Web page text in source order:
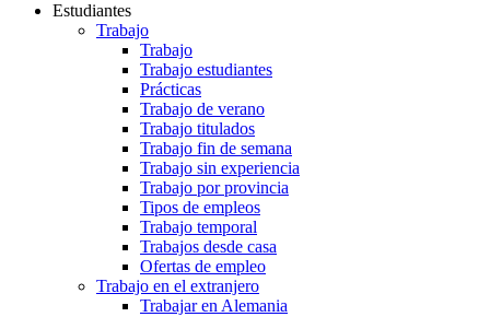
Estudiantes
Trabajo
Trabajo
Trabajo estudiantes
Prácticas
Trabajo de verano
Trabajo titulados
Trabajo fin de semana
Trabajo sin experiencia
Trabajo por provincia
Tipos de empleos
Trabajo temporal
Trabajos desde casa
Ofertas de empleo
Trabajo en el extranjero
Trabajar en Alemania